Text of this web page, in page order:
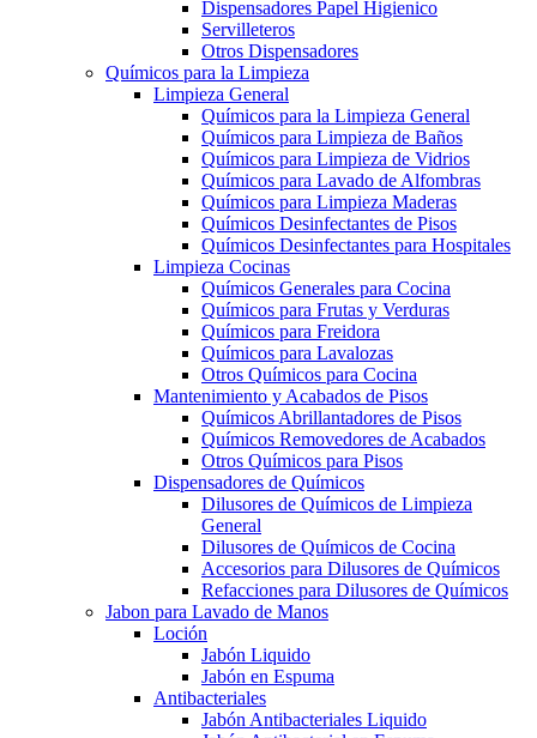
Dispensadores Papel Higienico
Servilleteros
Otros Dispensadores
Químicos para la Limpieza
Limpieza General
Químicos para la Limpieza General
Químicos para Limpieza de Baños
Químicos para Limpieza de Vidrios
Químicos para Lavado de Alfombras
Químicos para Limpieza Maderas
Químicos Desinfectantes de Pisos
Químicos Desinfectantes para Hospitales
Limpieza Cocinas
Químicos Generales para Cocina
Químicos para Frutas y Verduras
Químicos para Freidora
Químicos para Lavalozas
Otros Químicos para Cocina
Mantenimiento y Acabados de Pisos
Químicos Abrillantadores de Pisos
Químicos Removedores de Acabados
Otros Químicos para Pisos
Dispensadores de Químicos
Dilusores de Químicos de Limpieza
General
Dilusores de Químicos de Cocina
Accesorios para Dilusores de Químicos
Refacciones para Dilusores de Químicos
Jabon para Lavado de Manos
Loción
Jabón Liquido
Jabón en Espuma
Antibacteriales
Jabón Antibacteriales Liquido